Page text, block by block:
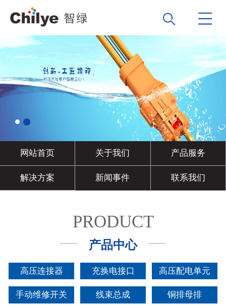
网站首页 关于我们 产品服务
解决方案 新闻事件 联系我们
PRODUCT
产品中心
高压连接器 充换电接口 高压配电单元
手动维修开关 线束总成 铜排母排